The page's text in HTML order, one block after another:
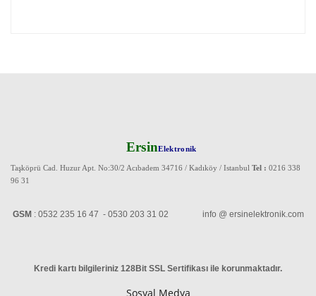
ErsinElektronik
Taşköprü Cad. Huzur Apt. No:30/2 Acıbadem 34716 / Kadıköy / Istanbul Tel : 0216 338
96 31
GSM : 0532 235 16 47 - 0530 203 31 02 info @ ersinelektronik.com
Kredi kartı bilgileriniz 128Bit SSL Sertifikası ile korunmaktadır.
Sosyal Medya